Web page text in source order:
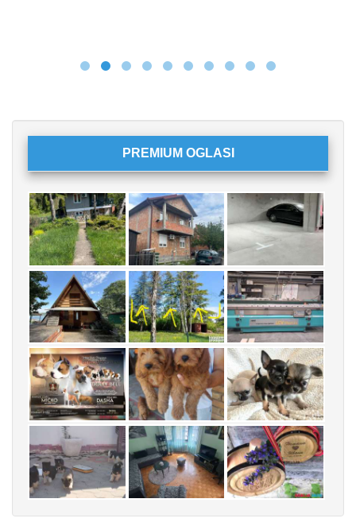
PREMIUM OGLASI